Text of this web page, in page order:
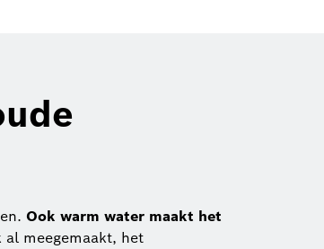
Ook warm water maakt het
meegemaakt, het